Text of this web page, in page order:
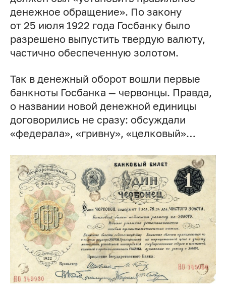
денежное обращение». По закону
от 25 июля 1922 года Госбанку было
разрешено выпустить твердую валюту,
частично обеспеченную золотом.
Так в денежный оборот вошли первые
банкноты Госбанка — червонцы. Правда,
о названии новой денежной единицы
договорились не сразу: обсуждали
«федерала», «гривну», «целковый»…